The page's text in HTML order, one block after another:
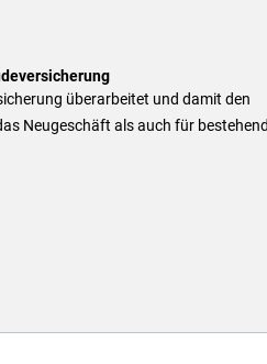
überarbeitet und damit den
Neugeschäft als auch für